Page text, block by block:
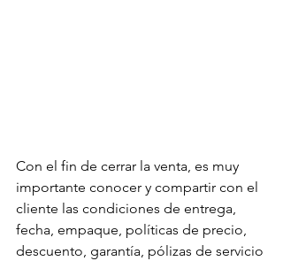
Con el fin de cerrar la venta, es muy
importante conocer y compartir con el
cliente las condiciones de entrega,
fecha, empaque, políticas de precio,
descuento, garantía, pólizas de servicio